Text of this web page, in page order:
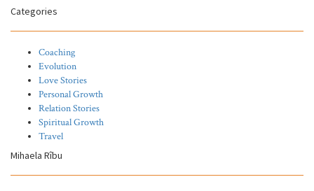
Categories
Coaching
Evolution
Love Stories
Personal Growth
Relation Stories
Spiritual Growth
Travel
Mihaela Rîbu